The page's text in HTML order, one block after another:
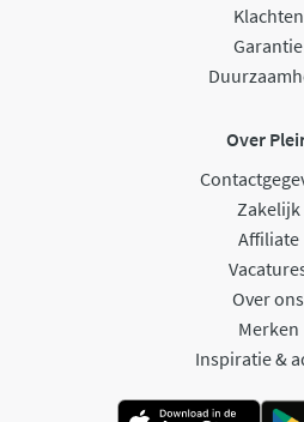
Klachten
Garantie
Over
Zakelijk
Affiliate
Over ons
Merken
Inspiratie &